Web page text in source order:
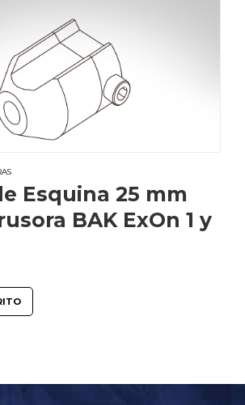
Esquina 25 mm
BAK ExOn 1 y